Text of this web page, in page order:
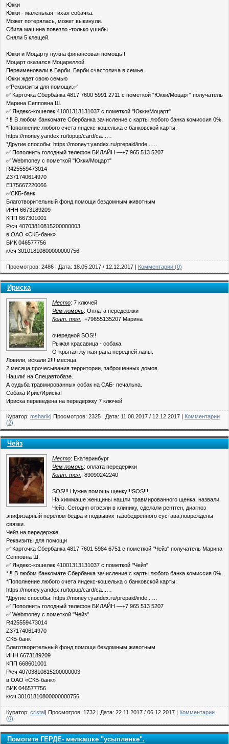
Юкки
Юкки - маленькая тихая собачка.
Может потерялась, может выкинули.
Сбила машина.повезло -только ушибы.
Сняли 5 клещей.
Юкки и Моцарту нужна финансовая помощь!!
Моцарт оказался Моцареллой.
Переименовали в Барби. Барби счастолича в семье.
Юкки ждет свою семью
✅Реквизиты для помощи:✅
✅ Карточка Сбербанка 4817 7600 5991 2711 с пометкой "Юкки/Моцарт" получатель
Марина Сепповна Ш.
✅ Яндекс-кошелек 41001313131037 с пометкой "Юкки/Моцарт"
* ‼ В любом банкомате Сбербанка зачисление с карты любого банка комиссия 0%.
*Пополнение любого счета яндекс-кошелька с банковской карты:
https://money.yandex.ru/topup/card/ca...…
*Другие способы: https://moneyт.yandex.ru/prepaid/inde...…
✅ Пополнить голодный телефон БИЛАЙН —+7 965 513 5207
✅ Webmoney с пометкой "Юкки/Моцарт"
R425559473014
Z371740614970
E175667220066
✅СКБ-банк
Благотворительный фонд помощи бездомным животным
ИНН 6673189209
КПП 667301001
Р/сч 40703810815200000003
в ОАО «СКБ-банк»
БИК 046577756
к/сч 30101810800000000756
Просмотров: 2486 | Дата: 18.05.2017 / 12.12.2017| Комментарии (0)
Ириска
Место: 7 ключей
Чем помочь: Оплата передержки
Конт. тел. : +79655135207 Марина
очередной SOS!!
Рыжая красавица - собака.
Открытая жуткая рана передней лапы.
Ловили, искали 2!!! месяца.
2 месяца прочесывания территории, заброшенных домов.
Нашли! на Спецавтобазе.
А судьба травмированных собак на САБ- печальна.
Собака Ирис/Ириска!
Ириска переведена на передержку 7 ключей
Куратор: msharik| Просмотров: 2325 | Дата: 11.08.2017 / 12.12.2017|
Комментарии
(2)
Чейз
Место: Екатеринбург
Чем помочь: оплата передержки
Конт. тел. : 89090242240
SOS!!! Нужна помощь щенку!!!SOS!!!
На химмаше женщины нашли травмированного щенка, назвали
Чейз. Сегодня отвезли в клинику, сделали рентген, диагноз
эпифизарный перелом бедра и подвывих тазобедренного сустава,повреждены
связки.
Чейз на передержке.
Реквизиты для помощи
✅ Карточка Сбербанка 4817 7601 5984 6751 с пометкой "Чейз" получатель Марина
Сепповна Ш.
✅ Яндекс-кошелек 41001313131037 с пометкой "Чейз"
* ‼ В любом банкомате Сбербанка зачисление с карты любого банка комиссия 0%.
*Пополнение любого счета яндекс-кошелька с банковской карты:
https://money.yandex.ru/topup/card/ca...…
*Другие способы: https://moneyт.yandex.ru/prepaid/inde...…
✅ Пополнить голодный телефон БИЛАЙН —+7 965 513 5207
✅ Webmoney с пометкой "Чейз"
R425559473014
Z371740614970
СКБ-банк
Благотворительный фонд помощи бездомным животным
ИНН 6673189209
КПП 668601001
Р/сч 40703810815200000003
в ОАО «СКБ-банк»
БИК 046577756
к/сч 30101810800000000756
Куратор: cristal| Просмотров: 1732 | Дата: 22.11.2017 / 06.12.2017| Комментарии
(0)
Помогите ГЕРДЕ- мелкашке "усыпленке".